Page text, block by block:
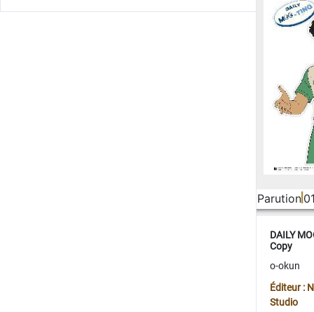
Parution
DAILY
Copy
o-okun
Éditeur :
Studio